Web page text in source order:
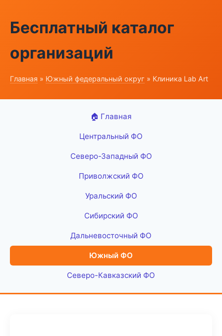
Бесплатный каталог
организаций
Главная » Южный федеральный округ » Клиника Lab Art
🏠 Главная
Центральный ФО
Северо-Западный ФО
Приволжский ФО
Уральский ФО
Сибирский ФО
Дальневосточный ФО
Южный ФО
Северо-Кавказский ФО